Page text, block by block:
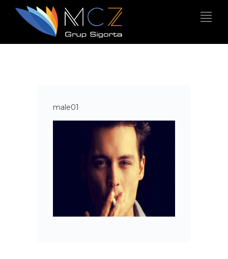
male01